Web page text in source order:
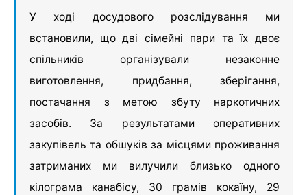
У ході досудового розслідування ми
встановили, що дві сімейні пари та їх двоє
спільників організували незаконне
виготовлення, придбання, зберігання,
постачання з метою збуту наркотичних
засобів. За результатами оперативних
закупівель та обшуків за місцями проживання
затриманих ми вилучили близько одного
кілограма канабісу, 30 грамів кокаїну, 29